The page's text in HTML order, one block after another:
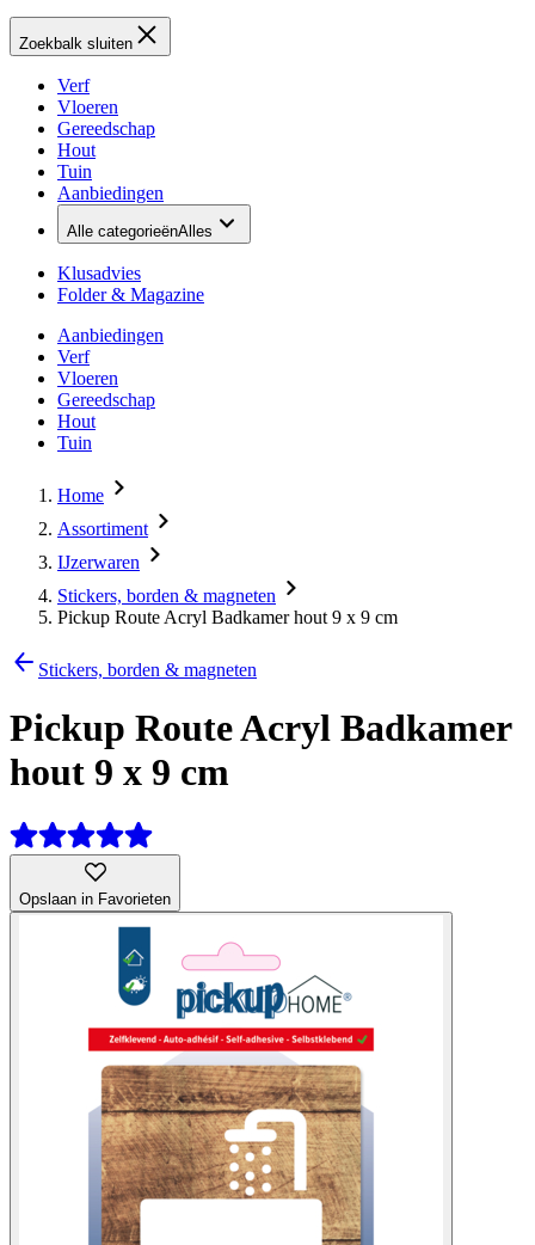
Zoekbalk sluiten
Verf
Vloeren
Gereedschap
Hout
Tuin
Aanbiedingen
Alle categorieënAlles
Klusadvies
Folder & Magazine
Aanbiedingen
Verf
Vloeren
Gereedschap
Hout
Tuin
Home
Assortiment
IJzerwaren
Stickers, borden & magneten
Pickup Route Acryl Badkamer hout 9 x 9 cm
Stickers, borden & magneten
Pickup Route Acryl Badkamer
hout 9 x 9 cm
Opslaan in Favorieten